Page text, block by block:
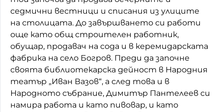
седмични вестници и списания из улиците
на столицата. До завършването си работи
още като общ строителен работник,
обущар, продавач на сода и в керемидарската
фабрика на село Богров. Преди да започне
своята библиотекарска дейност в Народния
театър „Иван Вазов“, а след това и в
Народното събрание, Димитър Пантелеев си
намира работа и като пивовар, и като